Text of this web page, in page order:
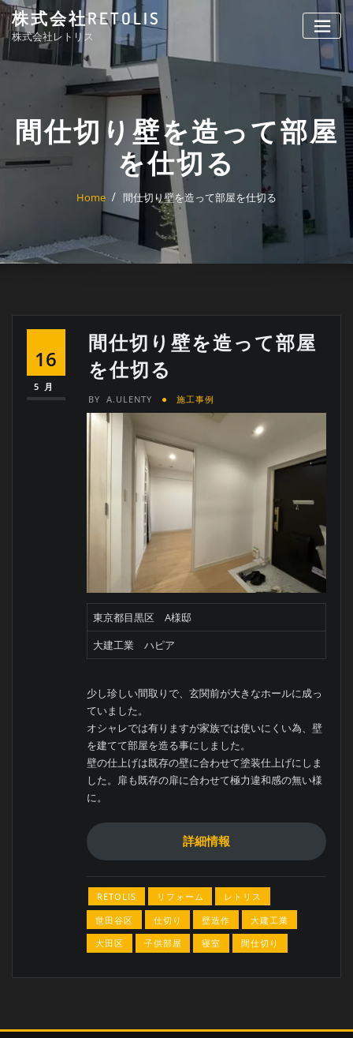
Skip
to
content
株式会社RETOLIS
株式会社レトリス
間仕切り壁を造って部屋
を仕切る
Home 間仕切り壁を造って部屋を仕切る
16
5月
間仕切り壁を造って部屋
を仕切る
BY A.ULENTY 施工事例
東京都目黒区 A様邸
大建工業 ハピア
少し珍しい間取りで、玄関前が大きなホールに成っ
ていました。
オシャレでは有りますが家族では使いにくい為、壁
を建てて部屋を造る事にしました。
壁の仕上げは既存の壁に合わせて塗装仕上げにしま
した。扉も既存の扉に合わせて極力違和感の無い様
に。
詳細情報
RETOLIS リフォーム
レトリス
世田谷区
仕切り 壁造作
大建工業
大田区
子供部屋 寝室 間仕切り